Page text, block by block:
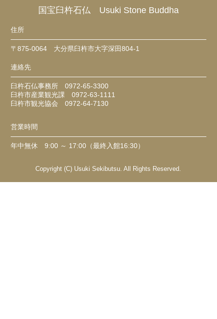
国宝臼杵石仏 Usuki Stone Buddha
住所
〒875-0064 大分県臼杵市大字深田804-1
連絡先
臼杵石仏事務所 0972-65-3300
臼杵市産業観光課 0972-63-1111
臼杵市観光協会 0972-64-7130
営業時間
年中無休 9:00 ～ 17:00（最終入館16:30）
Copyright (C) Usuki Sekibutsu. All Rights Reserved.